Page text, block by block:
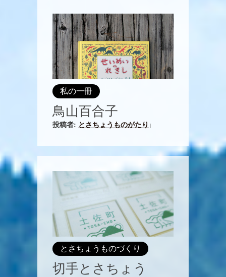
私の一冊
鳥山百合子
投稿者: とさちょうものがたり
とさちょうものづくり
切手とさちょう